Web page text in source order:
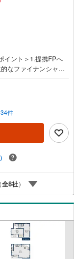
イント＞1.提携FPへ
なファイナンシャル
ご提案できます2.物
の情報をご用意して
件も多数取り揃えて
申し付けください。
負所沢店の3階はリフ
です。一級建築士を
相談頂けます4.年中
わせがスムーズです
スペース、授乳室、
ースをご用意してお
“室内・現地を見学す
い。
件
全8社）